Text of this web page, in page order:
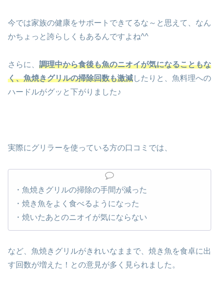
今では家族の健康をサポートできてるな～と思えて、なん
かちょっと誇らしくもあるんですよね^^
さらに、 調理中から食後も魚のニオイが気になることもな
く、魚焼きグリルの掃除回数も激減したりと、魚料理への
ハードルがグッと下がりました♪
実際にグリラーを使っている方の口コミでは、
・魚焼きグリルの掃除の手間が減った
・焼き魚をよく食べるようになった
・焼いたあとのニオイが気にならない
など、魚焼きグリルがきれいなままで、焼き魚を食卓に出
す回数が増えた！との意見が多く見られました。